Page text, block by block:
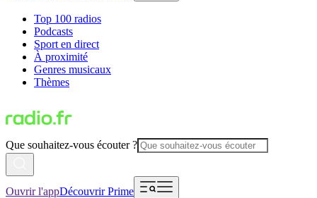
Top 100 radios
Podcasts
Sport en direct
À proximité
Genres musicaux
Thèmes
Que souhaitez-vous écouter ?
Ouvrir l'appDécouvrir Prime